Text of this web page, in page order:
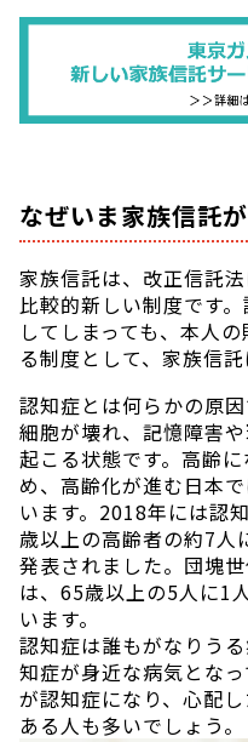
なぜいま家族信託
家族信託は、改正信託
比較的新しい制度です
してしまっても、本人
る制度として、家族信託
認知症とは何らかの原
細胞が壊れ、記憶障害
起こる状態です。高齢
め、高齢化が進む日本
います。2018年には認
歳以上の高齢者の約7人
発表されました。団塊
は、65歳以上の5人に1
います。
認知症は誰もがなりう
知症が身近な病気とな
が認知症になり、心配
ある人も多いでしょう。